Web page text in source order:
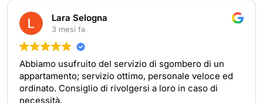
del servizio di sgombero di un
servizio ottimo, personale veloce ed
di rivolgersi a loro in caso di
fabio
Per tutto ciò
rimasto
disponibile